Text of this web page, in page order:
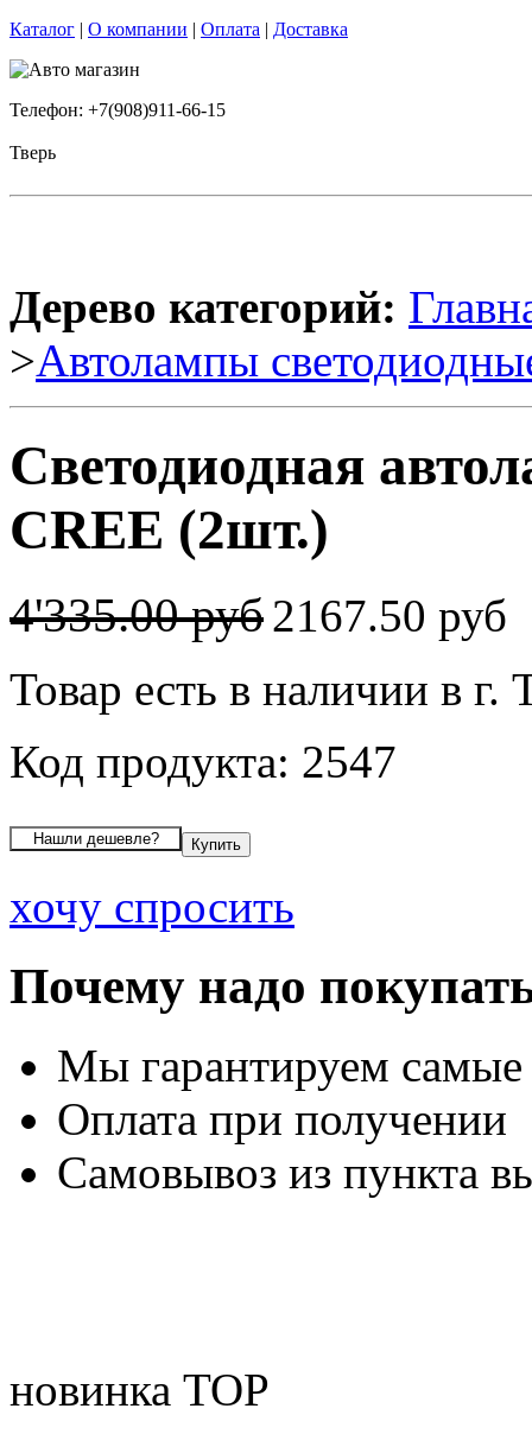
Каталог | О компании | Оплата | Доставка
Телефон: +7(908)911-66-15
Тверь
Дерево категорий:
>Автолампы
Светодиодная
CREE (2шт.)
4'335.00 руб2167.50 руб
Товар есть в наличии в г.
Код продукта: 2547
хочу спросить
Почему надо
Мы гарантируем
Оплата при получении
Самовывоз из пункта
новинка TOP